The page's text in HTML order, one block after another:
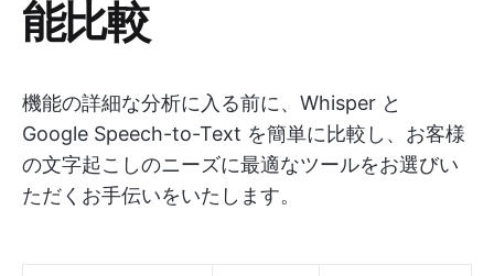
能比較
機能の詳細な分析に入る前に、Whisper と
Google Speech-to-Text を簡単に比較し、お客様
の文字起こしのニーズに最適なツールをお選びい
ただくお手伝いをいたします。